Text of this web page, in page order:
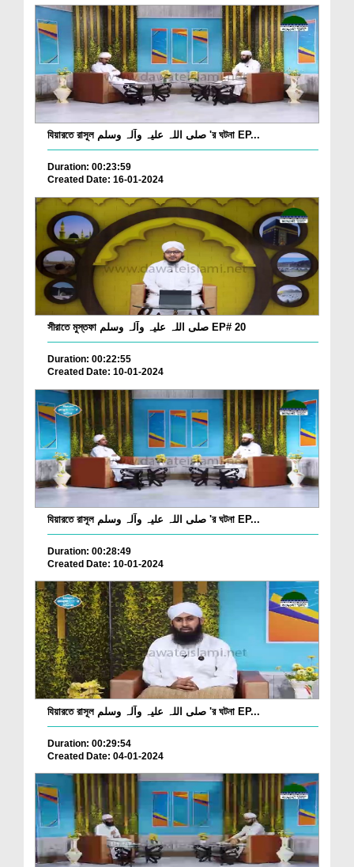
যিয়ারতে রাসূল صلی اللہ علیہ وآلہ وسلم 'র ঘটনা EP...
Duration: 00:23:59
Created Date: 16-01-2024
সীরাতে মুস্তফা صلی اللہ علیہ وآلہ وسلم EP# 20
Duration: 00:22:55
Created Date: 10-01-2024
যিয়ারতে রাসূল صلی اللہ علیہ وآلہ وسلم 'র ঘটনা EP...
Duration: 00:28:49
Created Date: 10-01-2024
যিয়ারতে রাসূল صلی اللہ علیہ وآلہ وسلم 'র ঘটনা EP...
Duration: 00:29:54
Created Date: 04-01-2024